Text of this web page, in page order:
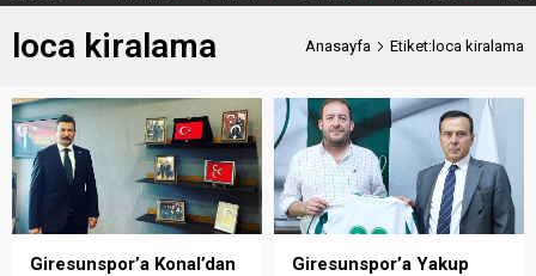
loca kiralama Anasayfa Etiket:loca kiralama
Giresunspor’a Konal’dan
Giresunspor’a Yakup